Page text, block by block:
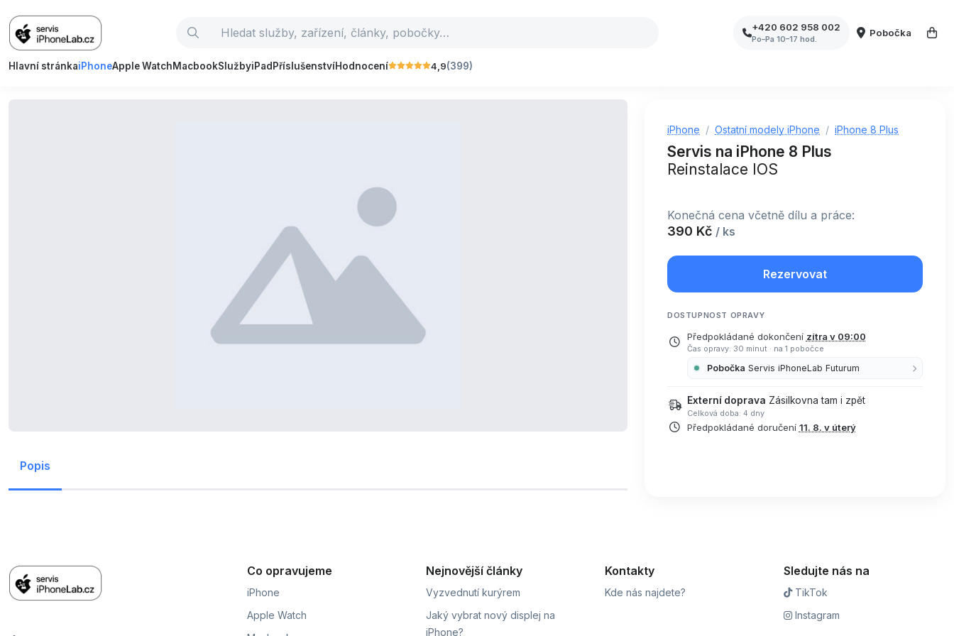
+420 602 958 002
Po–Pa 10–17 hod.
Pobočka
Hlavní stránkaiPhoneApple WatchMacbookSlužbyiPad PříslušenstvíHodnocení 4,9(399)
Popis
iPhone Ostatní modely iPhone iPhone 8 Plus
Servis na iPhone 8 Plus
Reinstalace IOS
Konečná cena včetně dílu a práce:
390 Kč / ks
Rezervovat
DOSTUPNOST OPRAVY
Předpokládané dokončení zítra v 09:00
Čas opravy: 30 minut · na 1 pobočce
Pobočka Servis iPhoneLab Futurum
Externí doprava Zásilkovna tam i zpět
Celková doba: 4 dny
Předpokládané doručení 11. 8. v úterý
Co opravujeme
iPhone
Apple Watch
Nejnovější články
Vyzvednutí kurýrem
Jaký vybrat nový displej na
iPhone?
Kontakty
Kde nás najdete?
Sledujte nás na
TikTok
Instagram